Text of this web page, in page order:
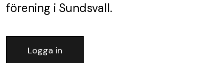
förening i Sundsvall.
Logga in